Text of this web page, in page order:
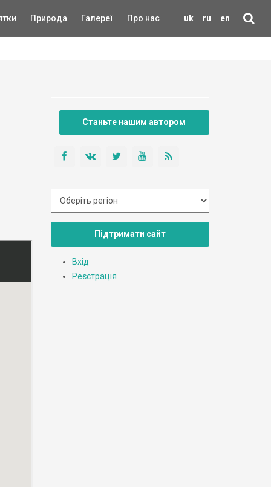
uk ru en
Природа Галереї Про нас
Станьте нашим автором
Підтримати сайт
Вхід
Реєстрація